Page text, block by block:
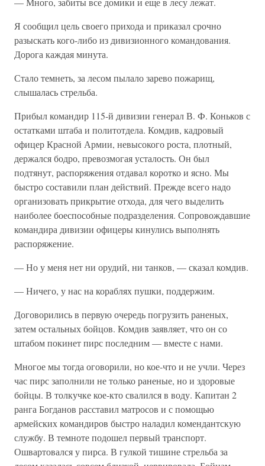
Я сообщил цель своего прихода и приказал срочно
разыскать кого-либо из дивизионного командования.
Дорога каждая минута.
Стало темнеть, за лесом пылало зарево пожарищ,
слышалась стрельба.
Прибыл командир 115-й дивизии генерал В. Ф. Коньков с
остатками штаба и политотдела. Комдив, кадровый
офицер Красной Армии, невысокого роста, плотный,
держался бодро, превозмогая усталость. Он был
подтянут, распоряжения отдавал коротко и ясно. Мы
быстро составили план действий. Прежде всего надо
организовать прикрытие отхода, для чего выделить
наиболее боеспособные подразделения. Сопровождавшие
командира дивизии офицеры кинулись выполнять
распоряжение.
— Но у меня нет ни орудий, ни танков, — сказал комдив.
— Ничего, у нас на кораблях пушки, поддержим.
Договорились в первую очередь погрузить раненых,
затем остальных бойцов. Комдив заявляет, что он со
штабом покинет пирс последним — вместе с нами.
Многое мы тогда оговорили, но кое-что и не учли. Через
час пирс заполнили не только раненые, но и здоровые
бойцы. В толкучке кое-кто свалился в воду. Капитан 2
ранга Богданов расставил матросов и с помощью
армейских командиров быстро наладил комендантскую
службу. В темноте подошел первый транспорт.
Ошвартовался у пирса. В гулкой тишине стрельба за